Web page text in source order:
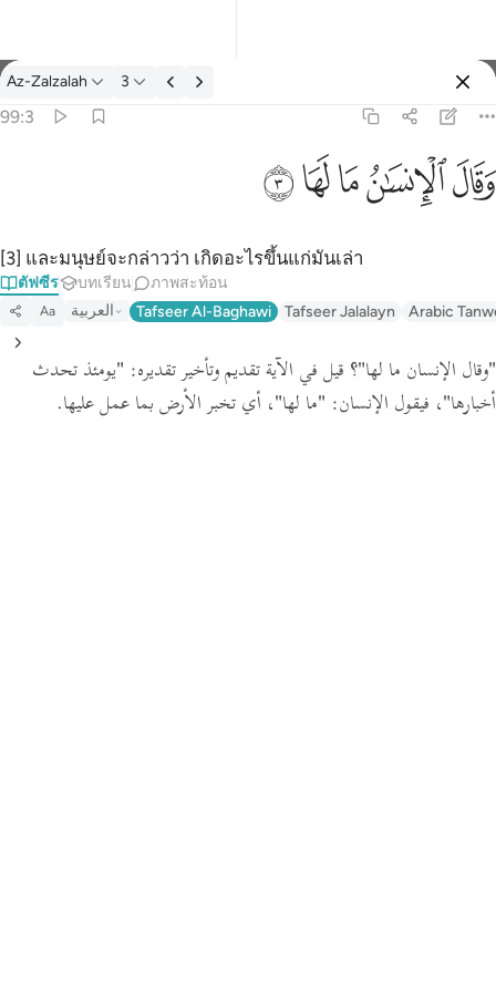
ตัฟซีร: Az-Zalzalah 99:3
Az-Zalzalah 3
99:3
ﱾﱿﲀﲁﲂ
[3] และมนุษย์จะกล่าวว่า เกิดอะไรขึ้นแก่มันเล่า
ตัฟซีร บทเรียน ภาพสะท้อน
Aa العربية Tafseer Al-Baghawi Tafseer Jalalayn Arabic
"وقال الإنسان ما لها"؟ قيل في الآية تقديم وتأخير تقديره: "يومئذ تحدث
أخبارها"، فيقول الإنسان: "ما لها"، أي تخبر الأرض بما عمل عليها.